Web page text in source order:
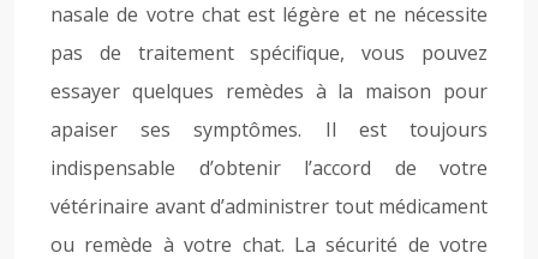
nasale de votre chat est légère et ne nécessite
pas de traitement spécifique, vous pouvez
essayer quelques remèdes à la maison pour
apaiser ses symptômes. Il est toujours
indispensable d’obtenir l’accord de votre
vétérinaire avant d’administrer tout médicament
ou remède à votre chat. La sécurité de votre